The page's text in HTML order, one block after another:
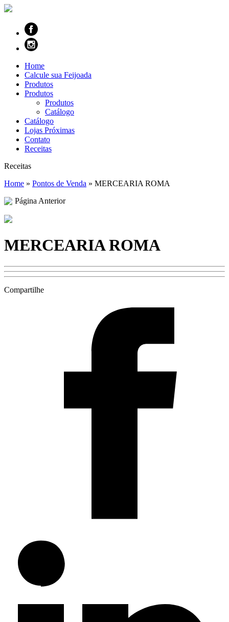
Home
Calcule sua Feijoada
Produtos
Produtos
Produtos
Catálogo
Catálogo
Lojas Próximas
Contato
Receitas
Receitas
Home » Pontos de Venda » MERCEARIA ROMA
Página Anterior
MERCEARIA ROMA
Compartilhe